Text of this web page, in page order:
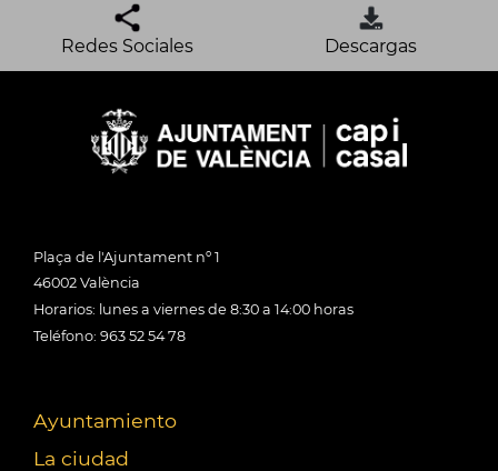
Redes Sociales Descargas
Plaça de l'Ajuntament nº 1
46002 València
Horarios: lunes a viernes de 8:30 a 14:00 horas
Teléfono: 963 52 54 78
Ayuntamiento
La ciudad